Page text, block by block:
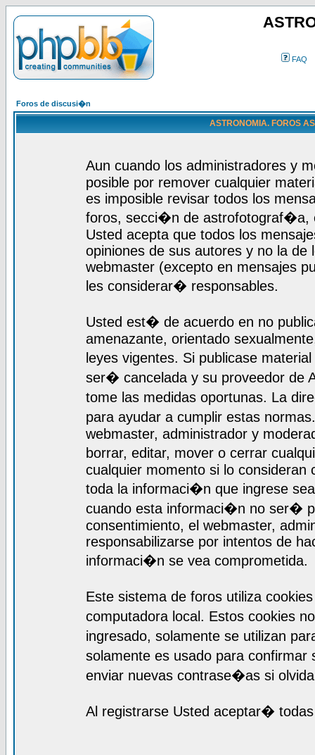
FAQ
Foros de discusi�n
ASTRONOMIA. FOROS
Aun cuando los administradores y
posible por remover cualquier
es imposible revisar todos los
foros, secci�n de astrofotograf�a,
Usted acepta que todos los
opiniones de sus autores y no la
webmaster (excepto en mensajes
les considerar� responsables.
Usted est� de acuerdo en no
amenazante, orientado
leyes vigentes. Si publicase
ser� cancelada y su proveedor de
tome las medidas oportunas. La
para ayudar a cumplir estas
webmaster, administrador y
borrar, editar, mover o cerrar
cualquier momento si lo consideran
toda la informaci�n que ingrese
cuando esta informaci�n no ser�
consentimiento, el webmaster,
responsabilizarse por intentos de
informaci�n se vea comprometida.
Este sistema de foros utiliza
computadora local. Estos cookies
ingresado, solamente se utilizan
solamente es usado para
enviar nuevas contrase�as si
Al registrarse Usted aceptar�